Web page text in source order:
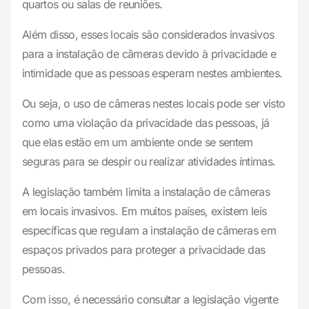
quartos ou salas de reuniões.
Além disso, esses locais são considerados invasivos
para a instalação de câmeras devido à privacidade e
intimidade que as pessoas esperam nestes ambientes.
Ou seja, o uso de câmeras nestes locais pode ser visto
como uma violação da privacidade das pessoas, já
que elas estão em um ambiente onde se sentem
seguras para se despir ou realizar atividades íntimas.
A legislação também limita a instalação de câmeras
em locais invasivos. Em muitos países, existem leis
específicas que regulam a instalação de câmeras em
espaços privados para proteger a privacidade das
pessoas.
Com isso, é necessário consultar a legislação vigente